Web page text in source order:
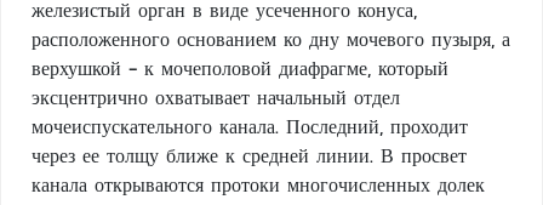
железистый орган в виде усеченного конуса,
расположенного основанием ко дну мочевого пузыря, а
верхушкой - к мочеполовой диафрагме, который
эксцентрично охватывает начальный отдел
мочеиспускательного канала. Последний, проходит
через ее толщу ближе к средней линии. В просвет
канала открываются протоки многочисленных долек